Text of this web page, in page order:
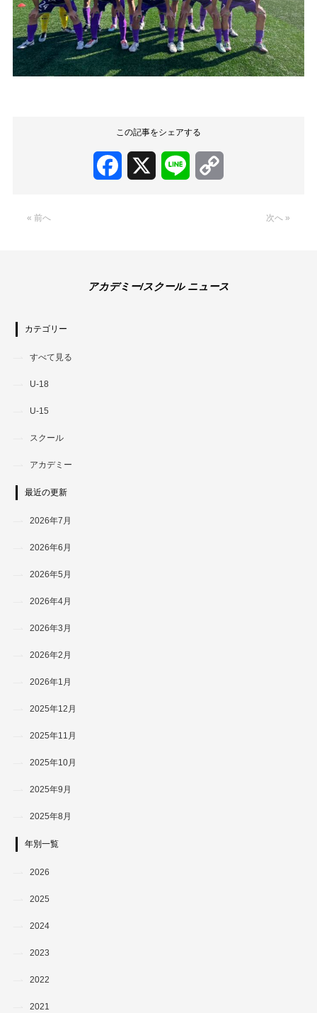
この記事をシェアする
Facebook Line
« 前へ 次へ »
アカデミー/スクール ニュース
カテゴリー
すべて見る
U-18
U-15
スクール
アカデミー
最近の更新
2026年7月
2026年6月
2026年5月
2026年4月
2026年3月
2026年2月
2026年1月
2025年12月
2025年11月
2025年10月
2025年9月
2025年8月
年別一覧
2026
2025
2024
2023
2022
2021